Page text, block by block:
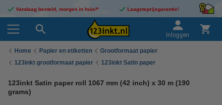
Vandaag besteld, morgen in huis!* Laagsteprijsgarantie!
Inloggen
Home Papier en etiketten
Grootformaat papier
123inkt grootformaat papier
123inkt Satin paper
123inkt Satin paper roll 1067 mm (42 inch) x 30 m (190
grams)